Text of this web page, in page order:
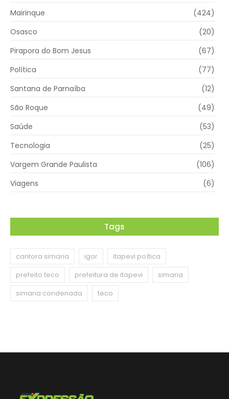
Mairinque
(424)
Osasco
(20)
Pirapora do Bom Jesus
(67)
Política
(77)
Santana de Parnaíba
(12)
São Roque
(49)
Saúde
(53)
Tecnologia
(25)
Vargem Grande Paulista
(106)
Viagens
(6)
Tags
cantora simaria igor
itapevi poítica
prefeito teco
prefeitura de itapevi
simaria
simaria condenada
teco